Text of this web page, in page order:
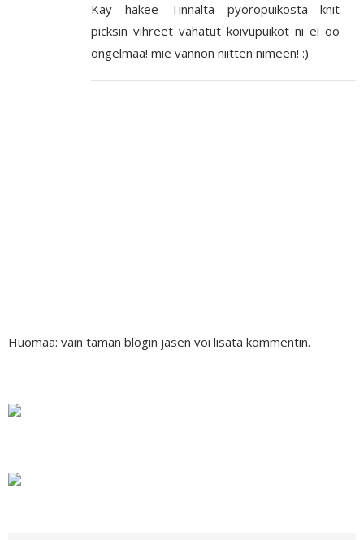
Käy hakee Tinnalta pyöröpuikosta knit
picksin vihreet vahatut koivupuikot ni ei oo
ongelmaa! mie vannon niitten nimeen! :)
Huomaa: vain tämän blogin jäsen voi lisätä kommentin.